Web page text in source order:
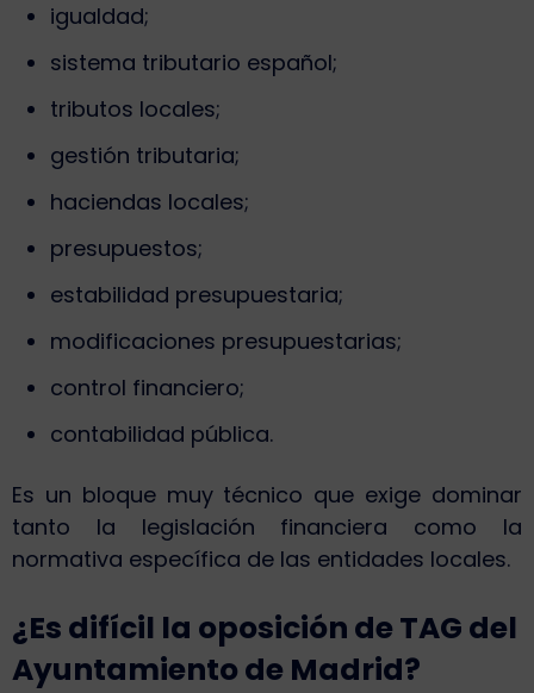
igualdad;
sistema tributario español;
tributos locales;
gestión tributaria;
haciendas locales;
presupuestos;
estabilidad presupuestaria;
modificaciones presupuestarias;
control financiero;
contabilidad pública.
Es un bloque muy técnico que exige dominar
tanto la legislación financiera como la
normativa específica de las entidades locales.
¿Es difícil la oposición de TAG del
Ayuntamiento de Madrid?